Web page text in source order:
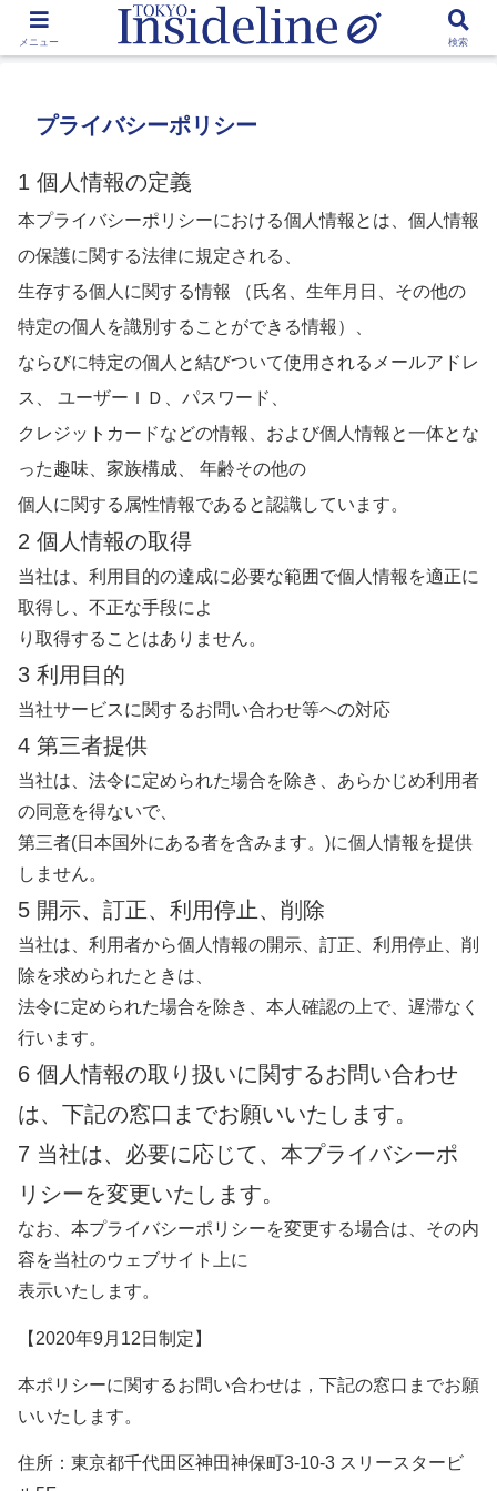
by Toshikawa Takao
プライバシーポリシー
1 個人情報の定義
本プライバシーポリシーにおける個人情報とは、個人情報
の保護に関する法律に規定される、
生存する個人に関する情報 （氏名、生年月日、その他の
特定の個人を識別することができる情報）、
ならびに特定の個人と結びついて使用されるメールアドレ
ス、 ユーザーＩＤ、パスワード、
クレジットカードなどの情報、および個人情報と一体とな
った趣味、家族構成、 年齢その他の
個人に関する属性情報であると認識しています。
2 個人情報の取得
当社は、利用目的の達成に必要な範囲で個人情報を適正に
取得し、不正な手段によ
り取得することはありません。
3 利用目的
当社サービスに関するお問い合わせ等への対応
4 第三者提供
当社は、法令に定められた場合を除き、あらかじめ利用者
の同意を得ないで、
第三者(日本国外にある者を含みます。)に個人情報を提供
しません。
5 開示、訂正、利用停止、削除
当社は、利用者から個人情報の開示、訂正、利用停止、削
除を求められたときは、
法令に定められた場合を除き、本人確認の上で、遅滞なく
行います。
6 個人情報の取り扱いに関するお問い合わせ
は、下記の窓口までお願いいたします。
7 当社は、必要に応じて、本プライバシーポ
リシーを変更いたします。
なお、本プライバシーポリシーを変更する場合は、その内
容を当社のウェブサイト上に
表示いたします。
【2020年9月12日制定】
本ポリシーに関するお問い合わせは，下記の窓口までお願
いいたします。
住所：東京都千代田区神田神保町3-10-3 スリースタービ
メニュー 検索